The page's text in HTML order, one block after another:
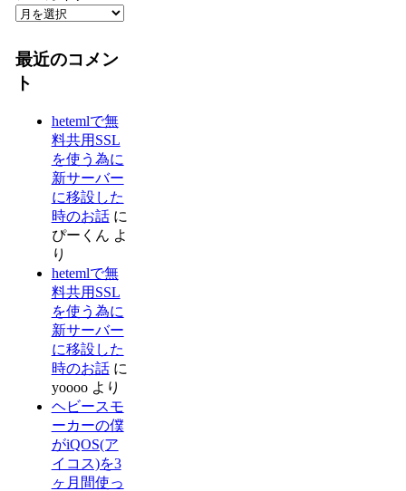
最近のコメン
ト
hetemlで無
料共用SSL
を使う為に
新サーバー
に移設した
時のお話に
ぴーくん よ
り
hetemlで無
料共用SSL
を使う為に
新サーバー
に移設した
時のお話に
yooooより
ヘビースモ
ーカーの僕
がiQOS(ア
イコス)を3
ヶ月間使っ